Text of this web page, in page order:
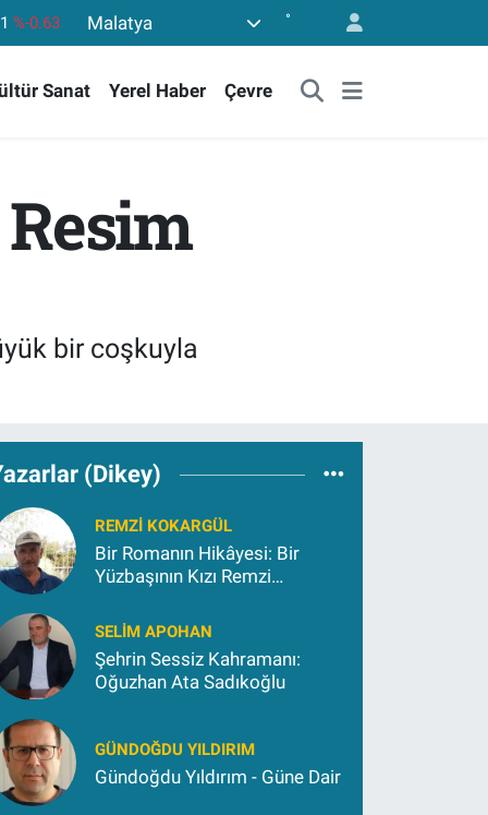
%0
%0
%-0.63
Malatya °
Sanat Yerel Haber Çevre
bir coşkuyla
(Dikey)
REMZI KOKARGÜL
Bir Romanın Hikâyesi: Bir
Yüzbaşının Kızı Remzi
SELIM APOHAN
Şehrin Sessiz Kahramanı:
Oğuzhan Ata Sadıkoğlu
GÜNDOĞDU YILDIRIM
Gündoğdu Yıldırım - Güne Dair